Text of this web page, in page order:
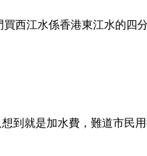
西江水係香港東江水的
就是加水費，難道市民